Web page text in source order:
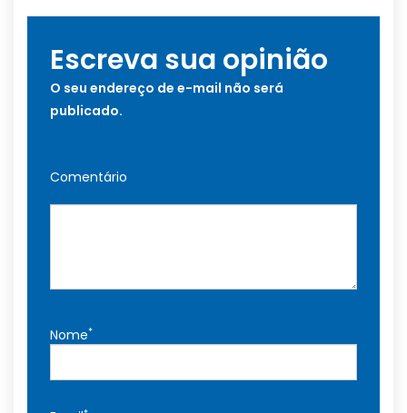
Escreva sua opinião
O seu endereço de e-mail não será
publicado.
Comentário
Nome*